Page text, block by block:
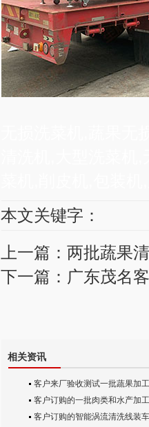
本文关键字：
上一篇：两批蔬果
下一篇： 广东茂名
相关资讯
客户来厂验收测试一批蔬果加
客户订购的一批肉类和水产加
客户订购的智能涡流清洗线装